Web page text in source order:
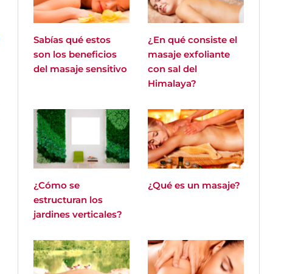
Sabías qué estos
son los beneficios
del masaje sensitivo
¿En qué consiste el
masaje exfoliante
con sal del
Himalaya?
¿Cómo se
estructuran los
jardines verticales?
¿Qué es un masaje?